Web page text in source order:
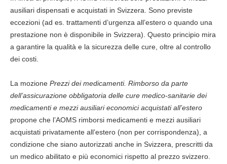
ausiliari dispensati e acquistati in Svizzera. Sono previste
eccezioni (ad es. trattamenti d’urgenza all’estero o quando una
prestazione non è disponibile in Svizzera). Questo principio mira
a garantire la qualità e la sicurezza delle cure, oltre al controllo
dei costi.
La mozione Prezzi dei medicamenti. Rimborso da parte
dell’assicurazione obbligatoria delle cure medico-sanitarie dei
medicamenti e mezzi ausiliari economici acquistati all’estero
propone che l’AOMS rimborsi medicamenti e mezzi ausiliari
acquistati privatamente all’estero (non per corrispondenza), a
condizione che siano autorizzati anche in Svizzera, prescritti da
un medico abilitato e più economici rispetto al prezzo svizzero.